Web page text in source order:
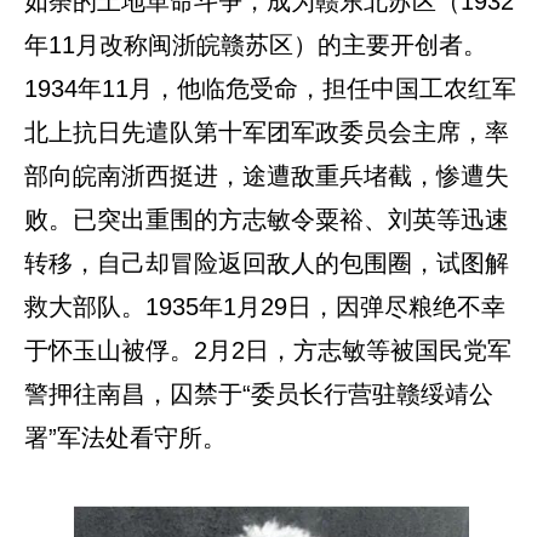
年11月改称闽浙皖赣苏区）的主要开创者。
1934年11月，他临危受命，担任中国工农红军
北上抗日先遣队第十军团军政委员会主席，率
部向皖南浙西挺进，途遭敌重兵堵截，惨遭失
败。已突出重围的方志敏令粟裕、刘英等迅速
转移，自己却冒险返回敌人的包围圈，试图解
救大部队。1935年1月29日，因弹尽粮绝不幸
于怀玉山被俘。2月2日，方志敏等被国民党军
警押往南昌，囚禁于“委员长行营驻赣绥靖公
署”军法处看守所。